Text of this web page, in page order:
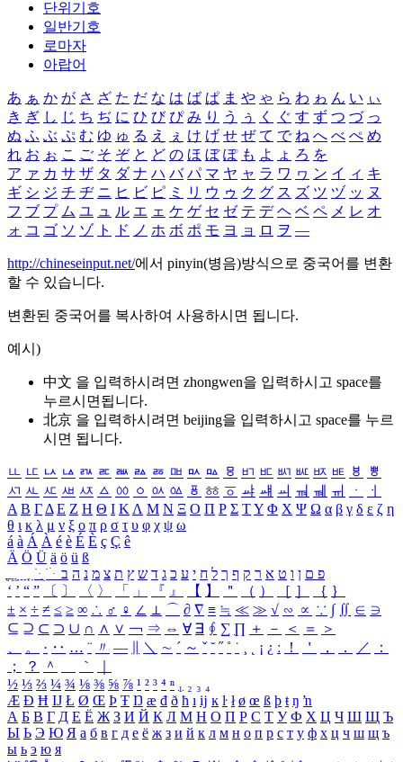
단위기호
일반기호
로마자
아랍어
あ ぁ か が さ ざ た だ な は ば ぱ ま や ゃ ら わ ゎ ん い ぃ
き ぎ し じ ち ぢ に ひ び ぴ み り う ぅ く ぐ す ず つ づ っ
ぬ ふ ぶ ぷ む ゆ ゅ る え ぇ け げ せ ぜ て で ね へ べ ぺ め
れ お ぉ こ ご そ ぞ と ど の ほ ぼ ぽ も よ ょ ろ を
ア ァ カ サ ザ タ ダ ナ ハ バ パ マ ヤ ャ ラ ワ ヮ ン イ ィ キ
ギ シ ジ チ ヂ ニ ヒ ビ ピ ミ リ ウ ゥ ク グ ス ズ ツ ヅ ッ ヌ
フ ブ プ ム ユ ュ ル エ ェ ケ ゲ セ ゼ テ デ ヘ ベ ペ メ レ オ
ォ コ ゴ ソ ゾ ト ド ノ ホ ボ ポ モ ヨ ョ ロ ヲ ―
http://chineseinput.net/에서 pinyin(병음)방식으로 중국어를 변환
할 수 있습니다.
변환된 중국어를 복사하여 사용하시면 됩니다.
예시)
中文 을 입력하시려면 zhongwen을 입력하시고 space를
누르시면됩니다.
北京 을 입력하시려면 beijing을 입력하시고 space를 누르
시면 됩니다.
ㅥ ㅦ ㅧ ㅨ ㅩ ㅪ ㅫ ㅬ ㅭ ㅮ ㅯ ㅰ ㅱ ㅲ ㅳ ㅴ ㅵ ㅶ ㅷ ㅸ
ㅹ
ㅺ ㅻ ㅼ ㅽ ㅾ ㅿ ㆀ ㆁ ㆂ ㆃ ㆄ ㆅ ㆆ ㆇ ㆈ ㆉ ㆊ ㆋ ㆌ ㆍ
ㆎ
Α Β ΓΔ Ε Ζ Η Θ Ι ΚΛ Μ Ν Ξ Ο Π Ρ Σ ΤΥ Φ Χ Ψ Ω α β γ δ ε ζ η
θ ι κ λ μ ν ξ ο π ρ σ τ υ φ χ ψ ω
á à Á À é è É È ç Ç ê
Ä Ö Ü ä ö ü ß
ִֶֹ ֻּ ׁׂ פ ם ן ו ט א ר ק ף ך ל ח י ע כ ג ד ש ץ ת צ מ נ ה ב
‘ ’ “ ” 〔 〕 〈 〉 「 」 『 』 【 】 ＂ （ ） ［ ］ ｛ ｝
± × ÷ ≠ ≤ ≥ ∞ ∴ ♂ ♀ ∠ ⊥ ⌒ ∂ ∇ ≡ ≒ ≪ ≫ √ ∽ ∝ ∵ ∫ ∬ ∈ ∋
⊆ ⊇ ⊂ ⊃ ∪ ∩ ∧ ∨ ￢ ⇒ ⇔ ∀ ∃ ∮ ∑ ∏ ＋ － ＜ ＝
＞
、
。 · ‥ … ¨ 〃 ― ＼ ∼ ´ ～ ˇ ˘ ˝ ˚ ˙ ¸ ¡ ¿ ː ！ ＇ ， ． ／
：
；
？ ＾ ｀
½ ⅓ ⅔ ¼ ¾ ⅛ ⅜ ⅝ ⅞ ¹ ² ³ ⁴ ⁿ ₁ ₂ ₃ ₄
Æ Ð Ħ Ĳ Ł Ø Œ Þ Ŧ Ŋ æ đ ð ħ ı ĳ ĸ ŀ ł ø œ ß þ ŧ ŋ ŉ
А Б В Г Д Е Ё Ж З И Й К Л М Н О П Р С Т У Ф Х Ц Ч Ш Щ Ъ
Ы Ь Э Ю Я а б в г д е ё ж з и й к л м н о п р с т у ф х ц ч ш щ ъ
ы ь э ю я